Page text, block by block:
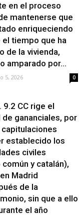
en el proceso
mantenerse que
enriqueciendo
tiempo que ha
de la vivienda,
amparado por...
5, 2026 0
CC rige el
gananciales, por
establecido los
civiles
y catalán),
Madrid
de la
sin que a ello
el año